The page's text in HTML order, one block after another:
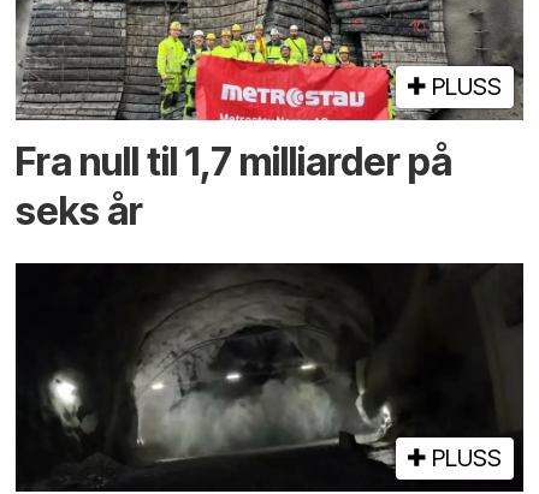
PLUSS
Fra null til 1,7 milliarder på
seks år
PLUSS